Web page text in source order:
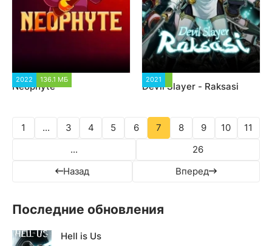
2022 136.1 МБ
Neophyte
2021
Devil Slayer - Raksasi
Назад
1 ... 3 4 5 6 7 8 9 10
11
...
26
Вперед
Последние обновления
Hell is Us